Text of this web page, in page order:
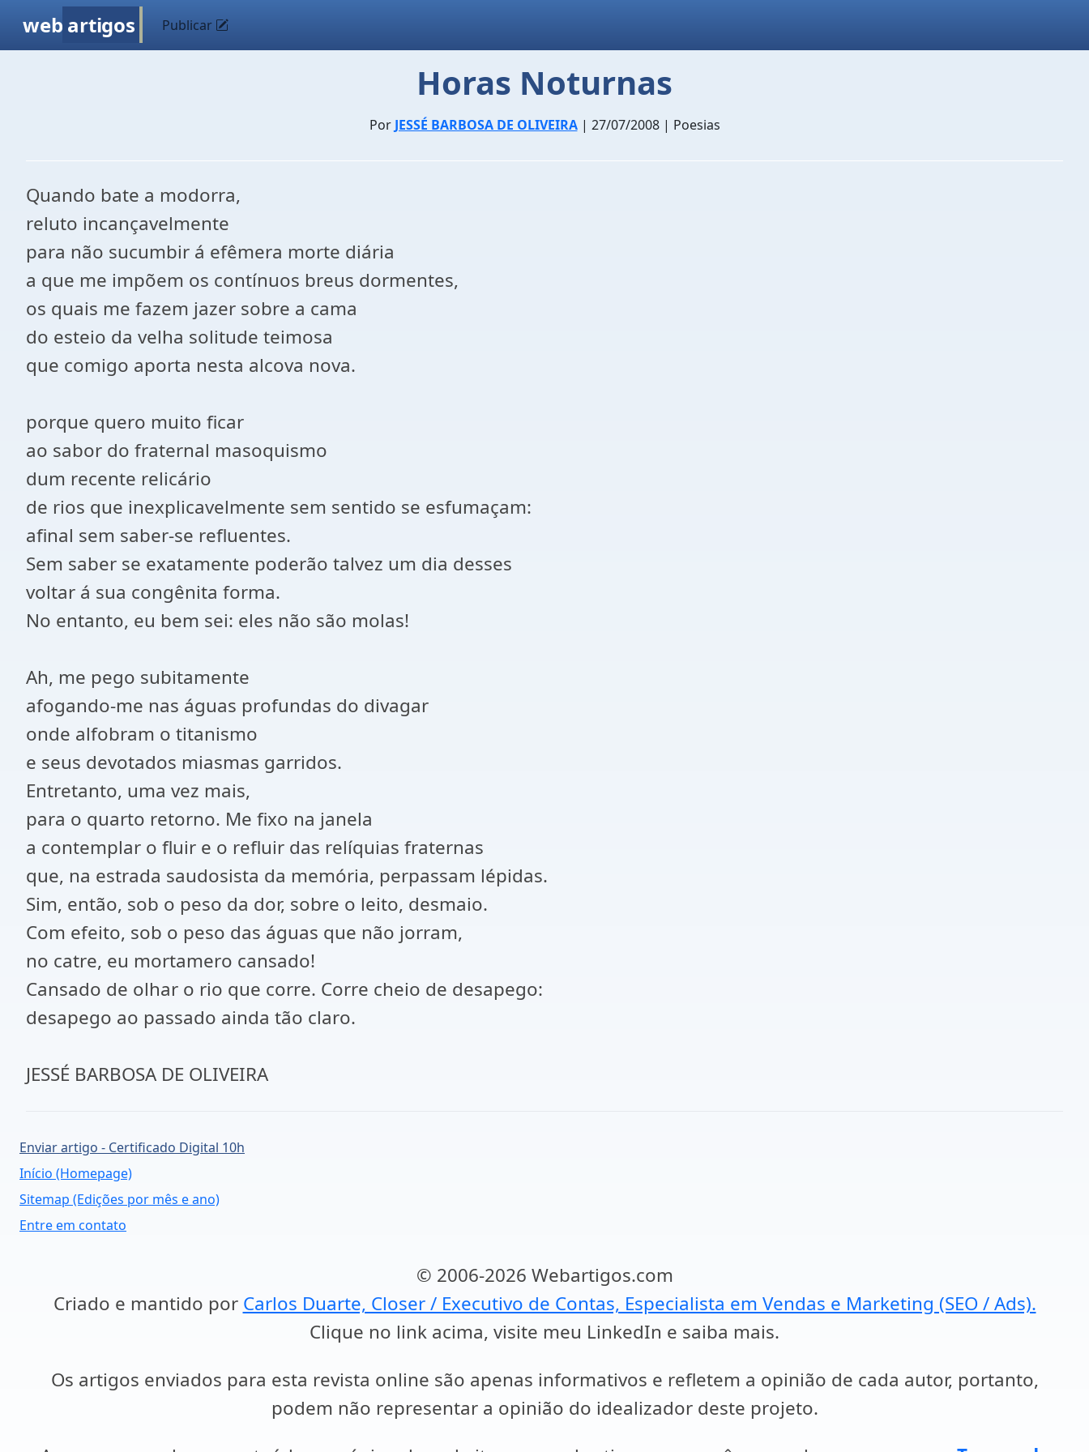
web artigos Publicar
Horas Noturnas
Por JESSÉ BARBOSA DE OLIVEIRA| 27/07/2008 | Poesias
Quando bate a modorra,
reluto incançavelmente
para não sucumbir á efêmera morte diária
a que me impõem os contínuos breus dormentes,
os quais me fazem jazer sobre a cama
do esteio da velha solitude teimosa
que comigo aporta nesta alcova nova.
porque quero muito ficar
ao sabor do fraternal masoquismo
dum recente relicário
de rios que inexplicavelmente sem sentido se esfumaçam:
afinal sem saber-se refluentes.
Sem saber se exatamente poderão talvez um dia desses
voltar á sua congênita forma.
No entanto, eu bem sei: eles não são molas!
Ah, me pego subitamente
afogando-me nas águas profundas do divagar
onde alfobram o titanismo
e seus devotados miasmas garridos.
Entretanto, uma vez mais,
para o quarto retorno. Me fixo na janela
a contemplar o fluir e o refluir das relíquias fraternas
que, na estrada saudosista da memória, perpassam lépidas.
Sim, então, sob o peso da dor, sobre o leito, desmaio.
Com efeito, sob o peso das águas que não jorram,
no catre, eu mortamero cansado!
Cansado de olhar o rio que corre. Corre cheio de desapego:
desapego ao passado ainda tão claro.
JESSÉ BARBOSA DE OLIVEIRA
Enviar artigo - Certificado Digital 10h
Início (Homepage)
Sitemap (Edições por mês e ano)
Entre em contato
© 2006-2026 Webartigos.com
Criado e mantido por Carlos Duarte, Closer / Executivo de Contas, Especialista em Vendas e Marketing (SEO / Ads).
Clique no link acima, visite meu LinkedIn e saiba mais.
Os artigos enviados para esta revista online são apenas informativos e refletem a opinião de cada autor, portanto,
podem não representar a opinião do idealizador deste projeto.